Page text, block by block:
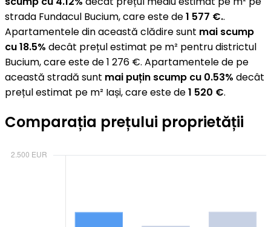
strada Fundacul Bucium, care este de1 577 €..
Apartamentele din această clădire sunt mai scump
cu 18.5% decât prețul estimat pe m² pentru districtul
Bucium, care este de 1 276 €. Apartamentele de pe
această stradă sunt mai puțin scump cu 0.53% decât
prețul estimat pe m² Iași, care este de1 520 €.
Comparația prețului proprietății